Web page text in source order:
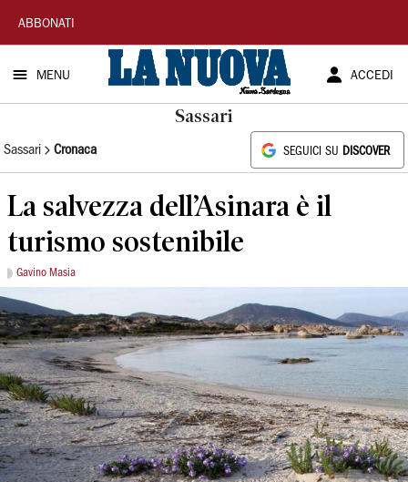
La
Nuova
Sardegna
ABBONATI
MENU ACCEDI
Sassari
Sassari Cronaca SEGUICI SU DISCOVER
La salvezza dell’Asinara è il
turismo sostenibile
Gavino Masia